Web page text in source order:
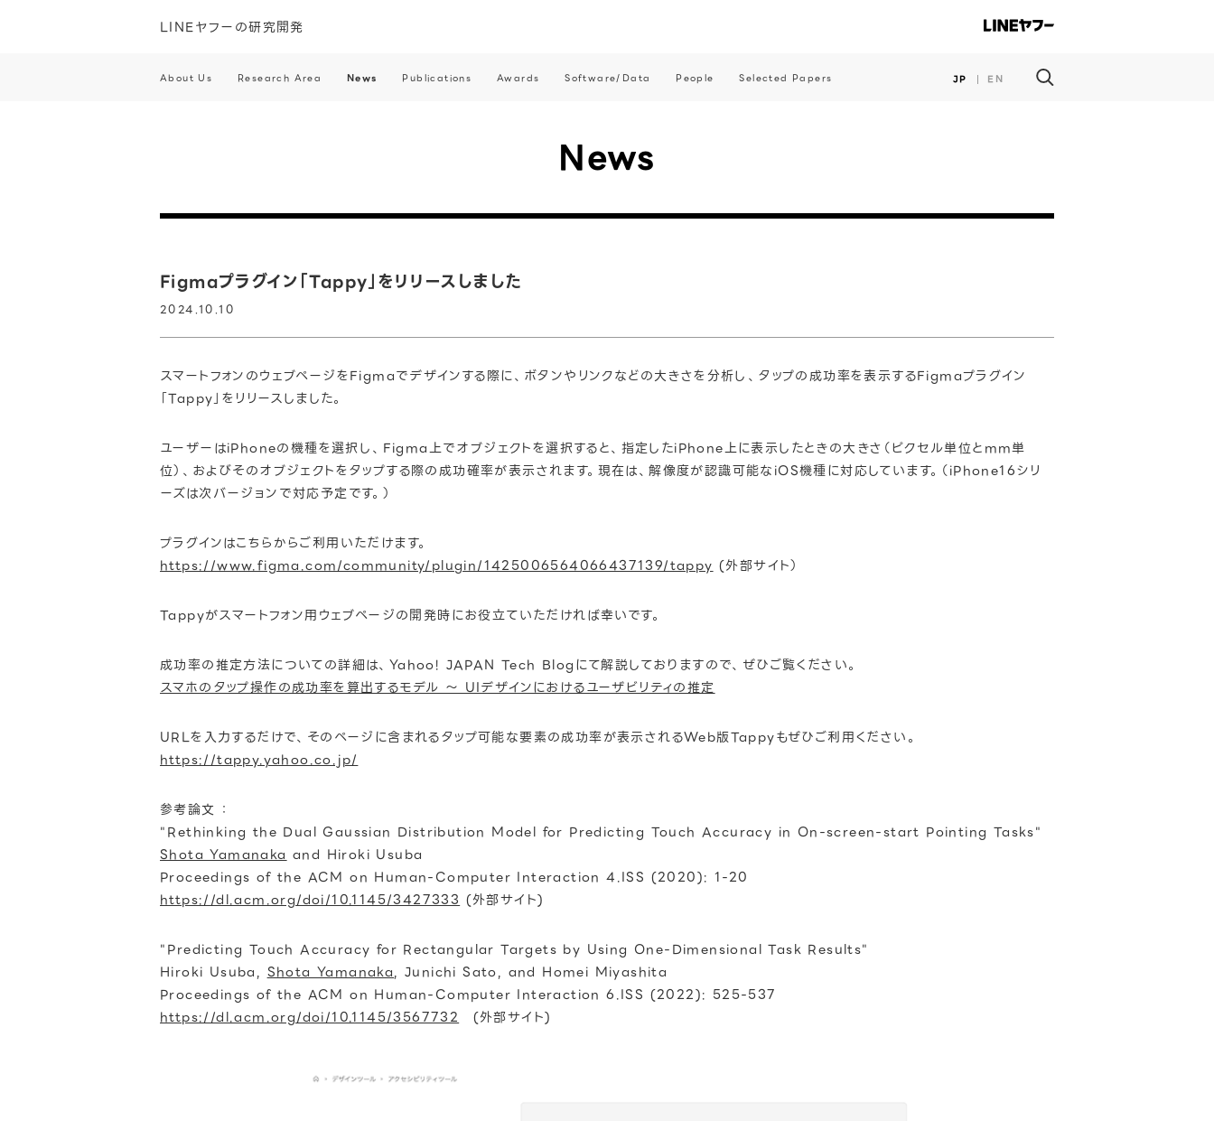
LINEヤフーの研究開発
About Us Research Area News Publications Awards Software/Data People Selected Papers JP EN
News
Figmaプラグイン「Tappy」をリリースしました
2024.10.10
スマートフォンのウェブページをFigmaでデザインする際に、ボタンやリンクなどの大きさを分析し、タップの成功率を表示するFigmaプラグイン
「Tappy」をリリースしました。
ユーザーはiPhoneの機種を選択し、Figma上でオブジェクトを選択すると、指定したiPhone上に表示したときの大きさ（ピクセル単位とmm単
位）、およびそのオブジェクトをタップする際の成功確率が表示されます。現在は、解像度が認識可能なiOS機種に対応しています。（iPhone16シリ
ーズは次バージョンで対応予定です。）
プラグインはこちらからご利用いただけます。
https://www.figma.com/community/plugin/1425006564066437139/tappy (外部サイト）
Tappyがスマートフォン用ウェブページの開発時にお役立ていただければ幸いです。
成功率の推定方法についての詳細は、Yahoo! JAPAN Tech Blogにて解説しておりますので、ぜひご覧ください。
スマホのタップ操作の成功率を算出するモデル ～ UIデザインにおけるユーザビリティの推定
URLを入力するだけで、そのページに含まれるタップ可能な要素の成功率が表示されるWeb版Tappyもぜひご利用ください。
https://tappy.yahoo.co.jp/
参考論文 ：
"Rethinking the Dual Gaussian Distribution Model for Predicting Touch Accuracy in On-screen-start Pointing Tasks"
Shota Yamanaka and Hiroki Usuba
Proceedings of the ACM on Human-Computer Interaction 4.ISS (2020): 1-20
https://dl.acm.org/doi/10.1145/3427333 (外部サイト)
"Predicting Touch Accuracy for Rectangular Targets by Using One-Dimensional Task Results"
Hiroki Usuba, Shota Yamanaka, Junichi Sato, and Homei Miyashita
Proceedings of the ACM on Human-Computer Interaction 6.ISS (2022): 525-537
https://dl.acm.org/doi/10.1145/3567732
(外部サイト)